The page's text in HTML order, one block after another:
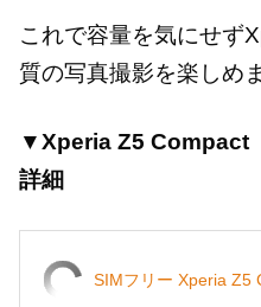
これで容量を気にせず
質の写真撮影を楽しめ
▼Xperia Z5 Compact
詳細
SIMフリー Xperia Z5